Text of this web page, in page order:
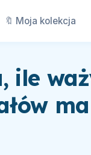
🔖 Moja kolekcja
ile
ma